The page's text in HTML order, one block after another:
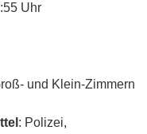
Uhr
und Klein-Zimmern
: Polizei,